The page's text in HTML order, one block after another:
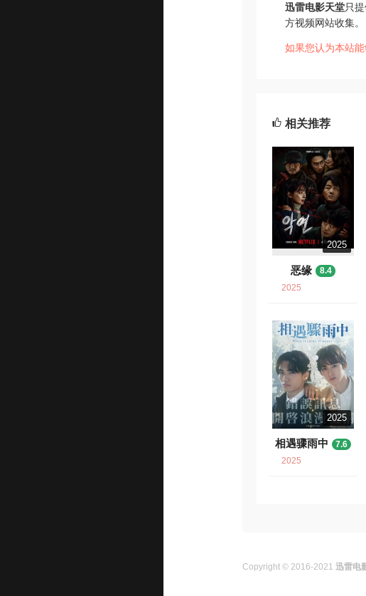
迅雷电影天堂只
方视频网站收集。
如果您认为本站
相关推荐
2025
恶缘
8.4
2025
2025
相遇骤雨中
7.6
2025
Copyright © 2016-2021迅雷电